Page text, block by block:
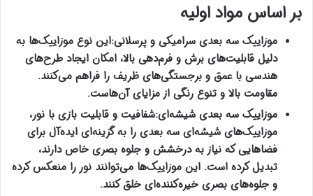
بر اساس مواد اولیه
موزاییک سه بعدی سرامیکی و پرسلانی:این نوع موزاییک‌ها به
دلیل قابلیت‌های برش و فرم‌دهی بالا، امکان ایجاد طرح‌های
هندسی با عمق و برجستگی‌های ظریف را فراهم می‌کنند.
مقاومت بالا و تنوع رنگی از مزایای آن‌هاست.
موزاییک سه بعدی شیشه‌ای:شفافیت و قابلیت بازی با نور،
موزاییک‌های شیشه‌ای سه بعدی را به گزینه‌ای ایده‌آل برای
فضاهایی که نیاز به درخشش و جلوه بصری خاص دارند،
تبدیل کرده است. این موزاییک‌ها می‌توانند نور را منعکس کرده
و جلوه‌های بصری خیره‌کننده‌ای خلق کنند.